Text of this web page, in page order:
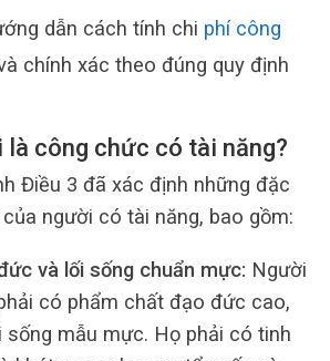
dẫn cách tính chi phí công
chính xác theo đúng quy định
công chức có tài năng?
Điều 3 đã xác định những đặc
người có tài năng, bao gồm:
và lối sống chuẩn mực: Người
có phẩm chất đạo đức cao,
sống mẫu mực. Họ phải có tinh